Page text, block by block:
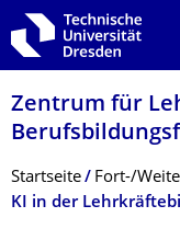
Zur Hauptnavigation
Zur Suche springen
Zum Inhalt springen
Zentrum für
Breadcrumb-Menü
Startseite Fort-/